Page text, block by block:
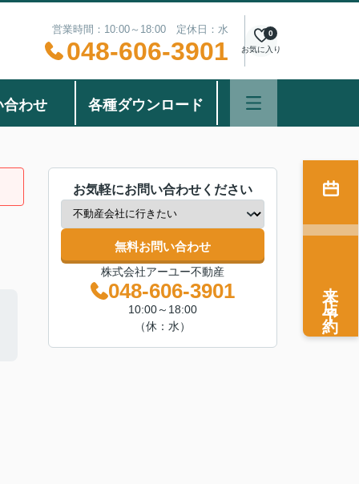
営業時間：10:00～18:00 定休日：水
048-606-3901 お気に入り
0
合わせ 各種ダウンロード
お気軽にお問い合わせください
無料お問い合わせ
株式会社アーユー不動産
048-606-3901
10:00～18:00
（休：水）
来店予約